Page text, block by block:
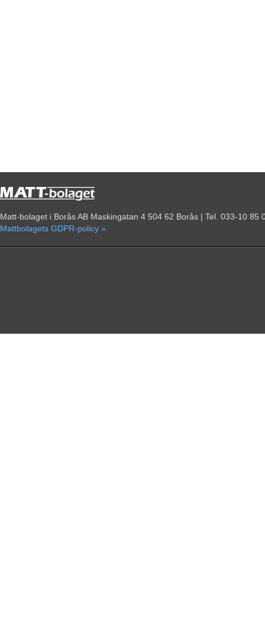
Matt-bolaget i Borås AB Maskingatan 4 504 62 Borås | Tel. 033-10
Mattbolagets GDPR-policy »